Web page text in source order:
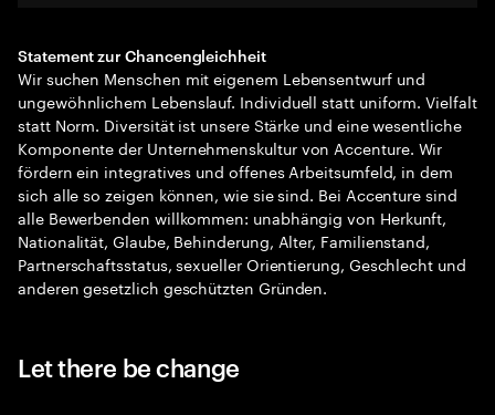
Statement zur Chancengleichheit
Wir suchen Menschen mit eigenem Lebensentwurf und
ungewöhnlichem Lebenslauf. Individuell statt uniform. Vielfalt
statt Norm. Diversität ist unsere Stärke und eine wesentliche
Komponente der Unternehmenskultur von Accenture. Wir
fördern ein integratives und offenes Arbeitsumfeld, in dem
sich alle so zeigen können, wie sie sind. Bei Accenture sind
alle Bewerbenden willkommen: unabhängig von Herkunft,
Nationalität, Glaube, Behinderung, Alter, Familienstand,
Partnerschaftsstatus, sexueller Orientierung, Geschlecht und
anderen gesetzlich geschützten Gründen.
Let there be change